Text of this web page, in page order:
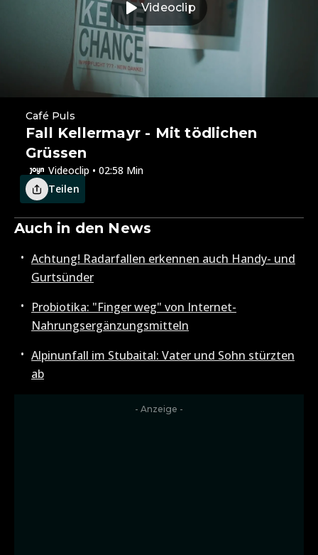
Videoclip
Café Puls
Fall Kellermayr - Mit tödlichen
Grüssen
Videoclip • 02:58 Min
Teilen
Auch in den News
Achtung! Radarfallen erkennen auch Handy- und
Gurtsünder
Probiotika: "Finger weg" von Internet-
Nahrungsergänzungsmitteln
Alpinunfall im Stubaital: Vater und Sohn stürzten
ab
- Anzeige -